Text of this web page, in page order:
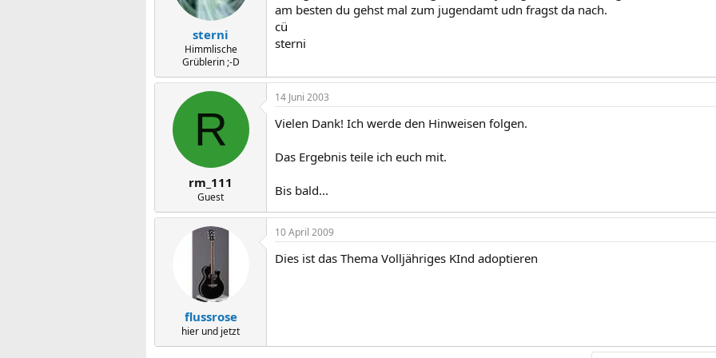
sterni
Himmlische
Grüblerin ;-D
am besten du gehst mal zum jugendamt udn fragst da nach.
cü
sterni
R
rm_111
Guest
14 Juni 2003
Vielen Dank! Ich werde den Hinweisen folgen.
Das Ergebnis teile ich euch mit.
Bis bald...
flussrose
hier und jetzt
10 April 2009
Dies ist das Thema Volljähriges KInd adoptieren